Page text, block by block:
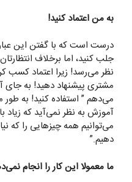
به من اعتماد کنید!
درست است که با گفتن این
جلب کنید، اما برخلاف
نظر می‌رسد! زیرا اعتماد کسب
مشتری پیشنهاد دهید! به جای
می‌دهم ” استفاده کنید! به
آموزش به نظر نمی‌آید که زیاد
می‌توانیم همه چیزهایی را که
دهیم.”
ما معمولا این کار را انجام